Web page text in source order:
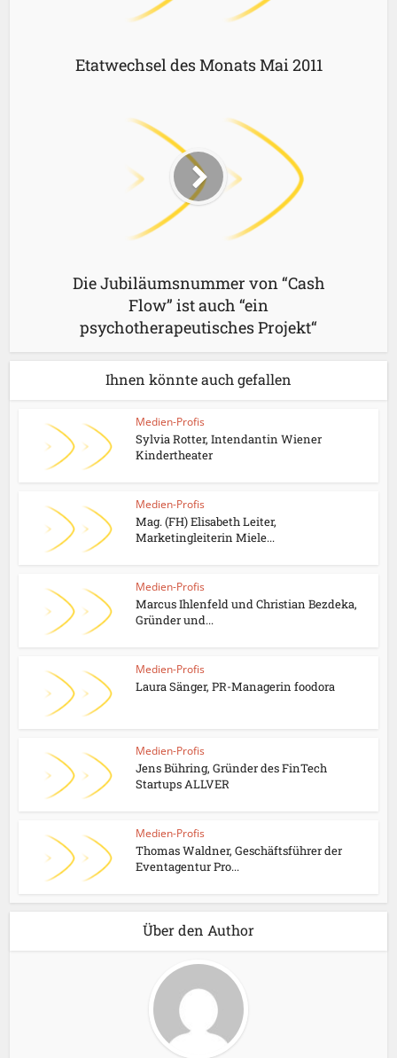
Etatwechsel des Monats Mai 2011
Die Jubiläumsnummer von “Cash
Flow” ist auch “ein
psychotherapeutisches Projekt“
Ihnen könnte auch gefallen
Medien-Profis
Sylvia Rotter, Intendantin Wiener
Kindertheater
Medien-Profis
Mag. (FH) Elisabeth Leiter,
Marketingleiterin Miele...
Medien-Profis
Marcus Ihlenfeld und Christian Bezdeka,
Gründer und...
Medien-Profis
Laura Sänger, PR-Managerin foodora
Medien-Profis
Jens Bühring, Gründer des FinTech
Startups ALLVER
Medien-Profis
Thomas Waldner, Geschäftsführer der
Eventagentur Pro...
Über den Author